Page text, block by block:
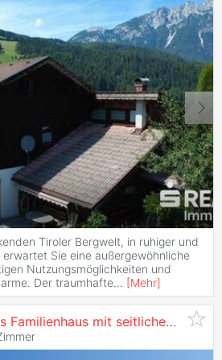
Tiroler Bergwelt, in ruhiger und
erwartet Sie eine außergewöhnliche
Nutzungsmöglichkeiten und
Der traumhafte... [Mehr]
Gepflegtes leistbares Familienhaus mit seitlichem Kaiserblick